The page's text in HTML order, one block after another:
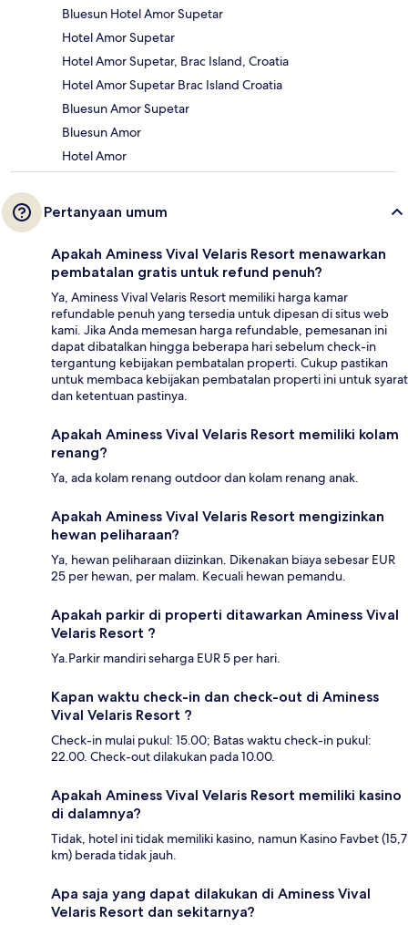
Bluesun Hotel Amor Supetar
Hotel Amor Supetar
Hotel Amor Supetar, Brac Island, Croatia
Hotel Amor Supetar Brac Island Croatia
Bluesun Amor Supetar
Bluesun Amor
Hotel Amor
Pertanyaan umum
Apakah Aminess Vival Velaris Resort menawarkan
pembatalan gratis untuk refund penuh?
Ya, Aminess Vival Velaris Resort memiliki harga kamar
refundable penuh yang tersedia untuk dipesan di situs web
kami. Jika Anda memesan harga refundable, pemesanan ini
dapat dibatalkan hingga beberapa hari sebelum check-in
tergantung kebijakan pembatalan properti. Cukup pastikan
untuk membaca kebijakan pembatalan properti ini untuk syarat
dan ketentuan pastinya.
Apakah Aminess Vival Velaris Resort memiliki kolam
renang?
Ya, ada kolam renang outdoor dan kolam renang anak.
Apakah Aminess Vival Velaris Resort mengizinkan
hewan peliharaan?
Ya, hewan peliharaan diizinkan. Dikenakan biaya sebesar EUR
25 per hewan, per malam. Kecuali hewan pemandu.
Apakah parkir di properti ditawarkan Aminess Vival
Velaris Resort ?
Ya.Parkir mandiri seharga EUR 5 per hari.
Kapan waktu check-in dan check-out di Aminess
Vival Velaris Resort ?
Check-in mulai pukul: 15.00; Batas waktu check-in pukul:
22.00. Check-out dilakukan pada 10.00.
Apakah Aminess Vival Velaris Resort memiliki kasino
di dalamnya?
Tidak, hotel ini tidak memiliki kasino, namun Kasino Favbet (15,7
km) berada tidak jauh.
Apa saja yang dapat dilakukan di Aminess Vival
Velaris Resort dan sekitarnya?